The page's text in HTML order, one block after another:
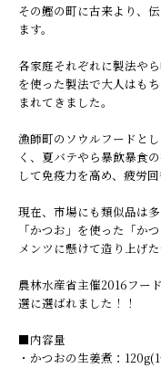
その鰹の町に古来より、
ます。
各家庭それぞれに製法や
を使った製法で大人はも
まれてきました。
漁師町のソウルフードと
く、夏バテやら暴飲暴食
して免疫力を高め、疲労
現在、市場にも類似品は
「かつお」を使った「か
メンツに懸けて造り上げた
農林水産省主催2016フー
選に選ばれました！！
■内容量
・かつおの生姜煮：